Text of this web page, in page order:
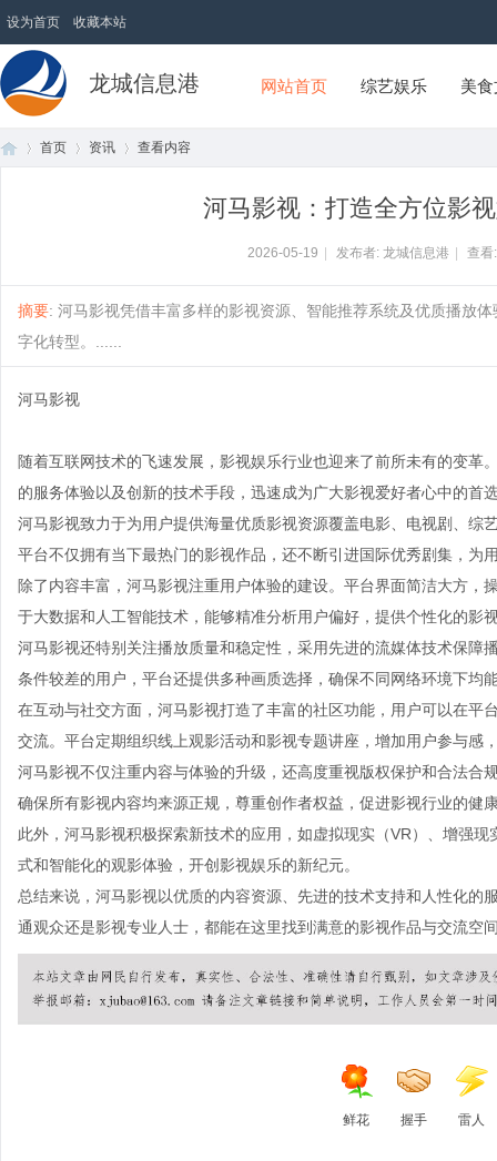
设为首页 收藏本站
龙城信息港 网站首页 综艺娱乐 美
首页 资讯 查看内容
河马影视：打造全方位影
2026-05-19 发布者: 龙城信息港 查
摘要: 河马影视凭借丰富多样的影视资源、智能推荐系统及优质播放
字化转型。......
河马影视
随着互联网技术的飞速发展，影视娱乐行业也迎来了前所未有的变
的服务体验以及创新的技术手段，迅速成为广大影视爱好者心中的首
河马影视致力于为用户提供海量优质影视资源覆盖电影、电视剧、综
平台不仅拥有当下最热门的影视作品，还不断引进国际优秀剧集，为
除了内容丰富，河马影视注重用户体验的建设。平台界面简洁大方
于大数据和人工智能技术，能够精准分析用户偏好，提供个性化的影
河马影视还特别关注播放质量和稳定性，采用先进的流媒体技术保障
条件较差的用户，平台还提供多种画质选择，确保不同网络环境下均
在互动与社交方面，河马影视打造了丰富的社区功能，用户可以在平
交流。平台定期组织线上观影活动和影视专题讲座，增加用户参与感
河马影视不仅注重内容与体验的升级，还高度重视版权保护和合法合
确保所有影视内容均来源正规，尊重创作者权益，促进影视行业的健
此外，河马影视积极探索新技术的应用，如虚拟现实（VR）、增强
式和智能化的观影体验，开创影视娱乐的新纪元。
总结来说，河马影视以优质的内容资源、先进的技术支持和人性化
通观众还是影视专业人士，都能在这里找到满意的影视作品与交流空
鲜花 握手 雷人